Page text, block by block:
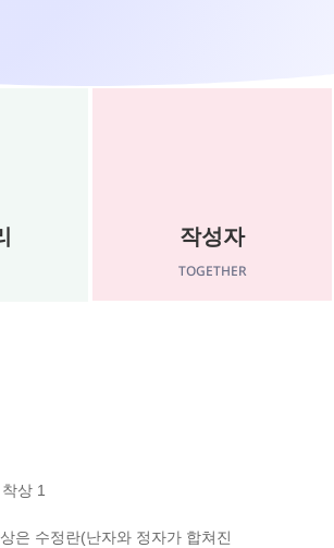
작성자
TOGETHER
은 수정란(난자와 정자가 합쳐진